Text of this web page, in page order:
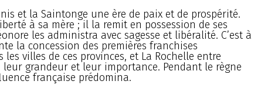
et la Saintonge une ère de paix et de prospérité.
à sa mère ; il la remit en possession de ses
les administra avec sagesse et libéralité. C’est à
la concession des premières franchises
villes de ces provinces, et La Rochelle entre
grandeur et leur importance. Pendant le règne
française prédomina.